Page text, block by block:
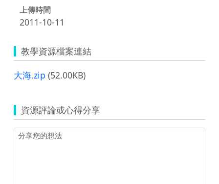
上傳時間
2011-10-11
教學資源檔案連結
大海.zip (52.00KB)
資源評論或心得分享